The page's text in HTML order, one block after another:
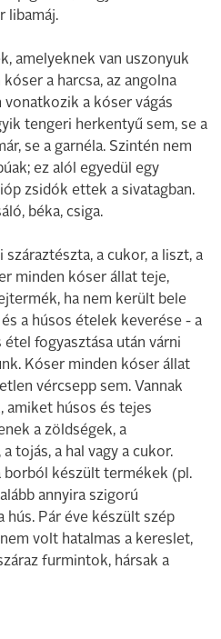
libamáj.
amelyeknek van uszonyuk
a harcsa, az angolna
vonatkozik a kóser vágás
tengeri herkentyű sem, se a
se a garnéla. Szintén nem
ez alól egyedül egy
zsidók ettek a sivatagban.
béka, csiga.
a cukor, a liszt, a
minden kóser állat teje,
ha nem került bele
a húsos ételek keverése - a
fogyasztása után várni
Kóser minden kóser állat
vércsepp sem. Vannak
amiket húsos és tejes
a zöldségek, a
tojás, a hal vagy a cukor.
borból készült termékek (pl.
annyira szigorú
hús. Pár éve készült szép
volt hatalmas a kereslet,
furmintok, hársak a